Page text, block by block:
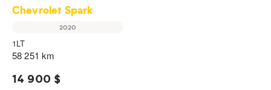
Chevrolet Spark
2020
1LT
58 251 km
14 900 $